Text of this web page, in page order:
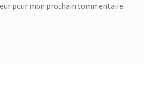
pour mon prochain commentaire.